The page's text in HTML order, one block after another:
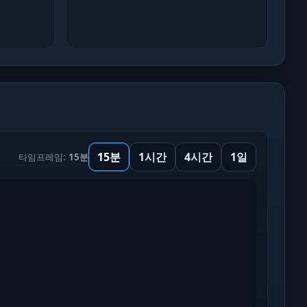
타임프레임: 15분 15분 1시간 4시간 1일